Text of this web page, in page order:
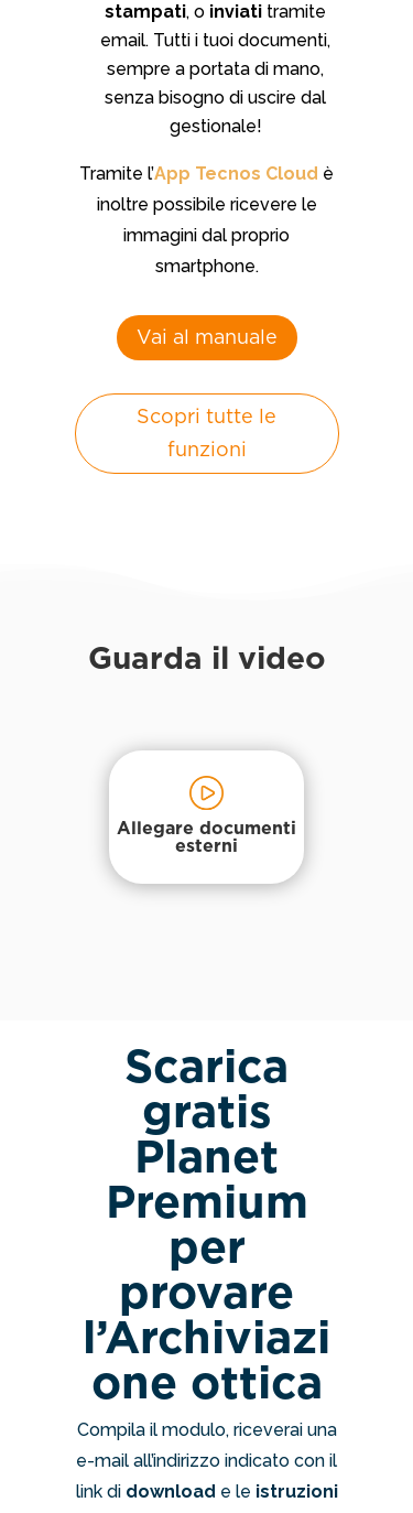
stampati, o inviati tramite
email. Tutti i tuoi documenti,
sempre a portata di mano,
senza bisogno di uscire dal
gestionale!
Tramite l’App Tecnos Cloud è
inoltre possibile ricevere le
immagini dal proprio
smartphone.
Vai al manuale
Scopri tutte le
funzioni
Guarda il video
Allegare documenti
esterni
Scarica
gratis
Planet
Premium
per
provare
l’Archiviazi
one ottica
Compila il modulo, riceverai una
e-mail all’indirizzo indicato con il
link di download e le istruzioni